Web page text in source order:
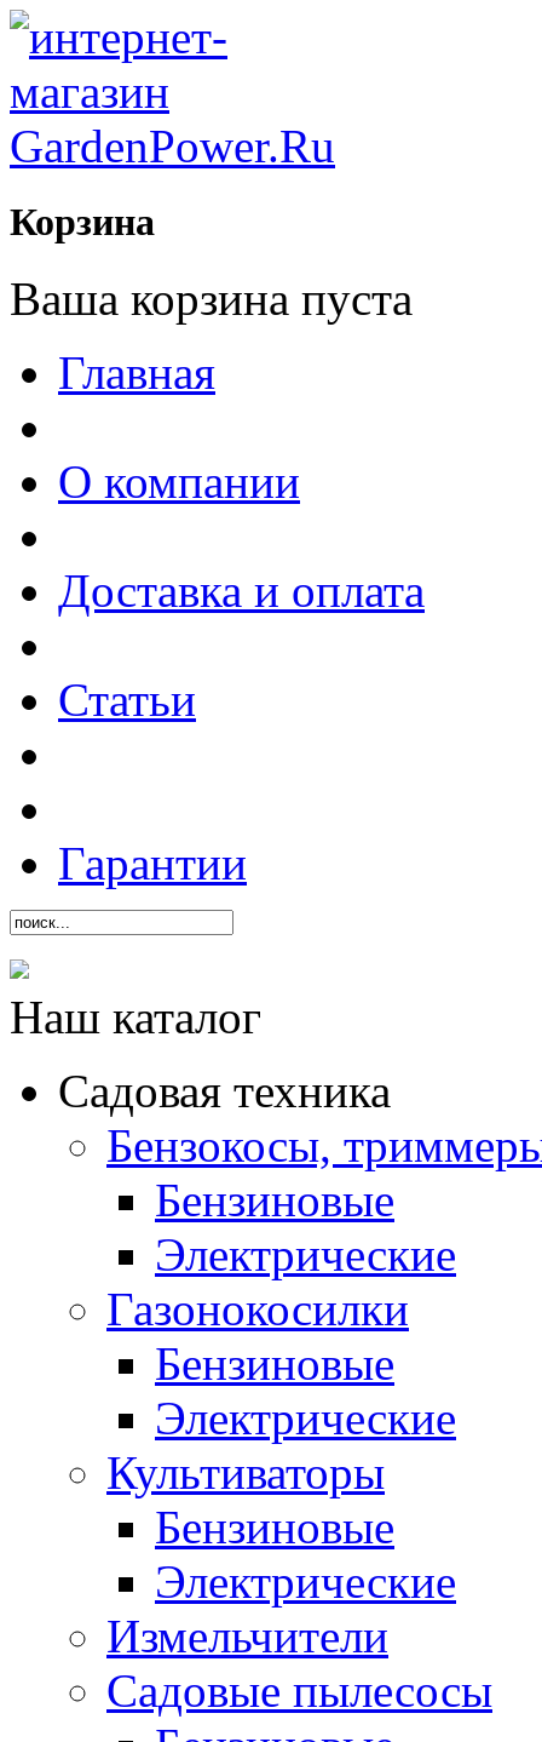
Корзина
Ваша корзина пуста
Главная
О компании
Доставка и оплата
Статьи
Гарантии
Наш каталог
Садовая техника
Бензокосы,
Бензиновые
Электрические
Газонокосилки
Бензиновые
Электрические
Культиваторы
Бензиновые
Электрические
Измельчители
Садовые пылесосы